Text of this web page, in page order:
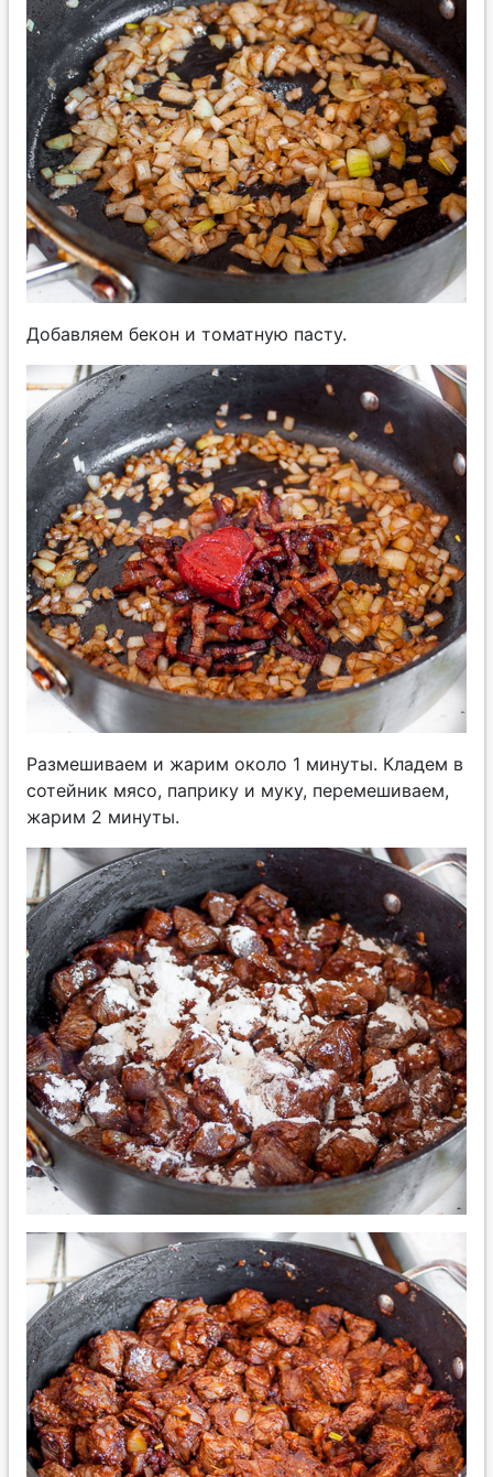
Добавляем бекон и томатную пасту.
Размешиваем и жарим около 1 минуты. Кладем в
сотейник мясо, паприку и муку, перемешиваем,
жарим 2 минуты.